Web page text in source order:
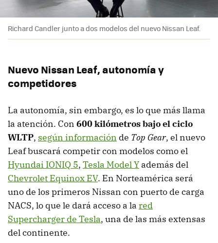
Richard Candler junto a dos modelos del nuevo Nissan Leaf.
Nuevo Nissan Leaf, autonomía y
competidores
La autonomía, sin embargo, es lo que más llama
la atención. Con 600 kilómetros bajo el ciclo
WLTP, según información de Top Gear, el nuevo
Leaf buscará competir con modelos como el
Hyundai IONIQ 5, Tesla Model Y además del
Chevrolet Equinox EV. En Norteamérica será
uno de los primeros Nissan con puerto de carga
NACS, lo que le dará acceso a la red
Supercharger de Tesla, una de las más extensas
del continente.